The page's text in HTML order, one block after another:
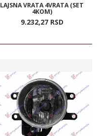
LAJSNA VRATA 4VRATA (SET
4KOM)
9.232,27 RSD